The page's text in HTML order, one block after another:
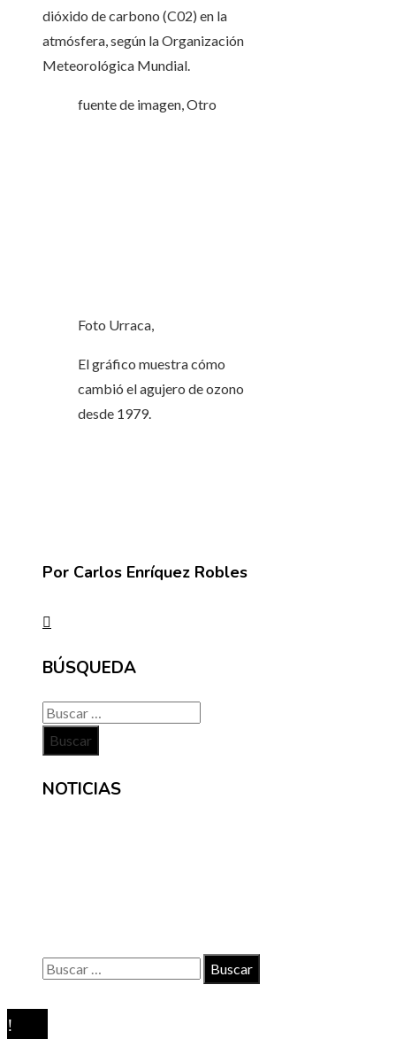
dióxido de carbono (C02) en la
atmósfera, según la Organización
Meteorológica Mundial.
fuente de imagen, Otro
Foto Urraca,
El gráfico muestra cómo
cambió el agujero de ozono
desde 1979.
Por Carlos Enríquez Robles
BÚSQUEDA
Buscar:
NOTICIAS
Buscar: